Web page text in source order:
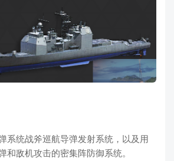
系统战斧巡航导弹发射系统，以及用
和敌机攻击的密集阵防御系统。